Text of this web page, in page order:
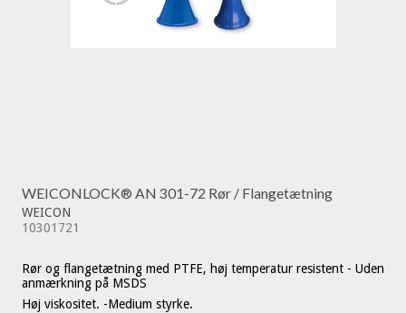
WEICONLOCK® AN 301-72 Rør / Flangetætning
WEICON
10301721
Rør og flangetætning med PTFE, høj temperatur resistent - Uden
anmærkning på MSDS
Høj viskositet. -Medium styrke.